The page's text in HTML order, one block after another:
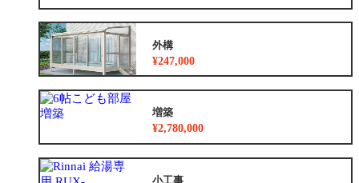
外構
¥247,000
増築
¥2,780,000
小工事